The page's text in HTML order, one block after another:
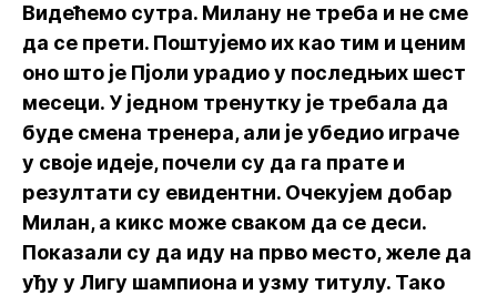
Видећемо сутра. Милану не треба и не сме
да се прети. Поштујемо их као тим и ценим
оно што је Пјоли урадио у последњих шест
месеци. У једном тренутку је требала да
буде смена тренера, али је убедио играче
у своје идеје, почели су да га прате и
резултати су евидентни. Очекујем добар
Милан, а кикс може сваком да се деси.
Показали су да иду на прво место, желе да
уђу у Лигу шампиона и узму титулу. Тако